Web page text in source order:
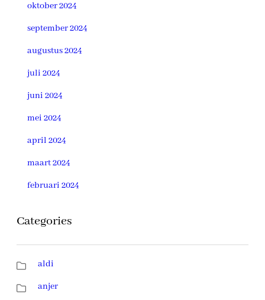
oktober 2024
september 2024
augustus 2024
juli 2024
juni 2024
mei 2024
april 2024
maart 2024
februari 2024
Categories
aldi
anjer